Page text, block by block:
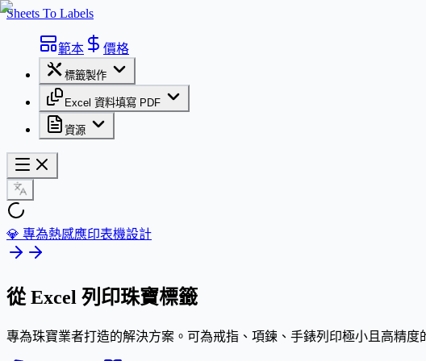
Sheets To Labels
範本 價格
標籤製作
Excel 資料填寫 PDF
資源
💎 專為熱感應印表機設計
從 Excel 列印珠寶標籤
專為珠寶業者打造的解決方案。可為戒指、項鍊、手錶列印極小且高精度